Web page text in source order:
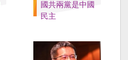
國共兩黨是中國
民主